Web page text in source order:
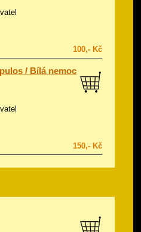
100,- Kč
/ Bílá nemoc
150,- Kč